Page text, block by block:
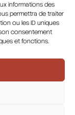
informations des
permettra de traiter
ou les ID uniques
consentement
et fonctions.